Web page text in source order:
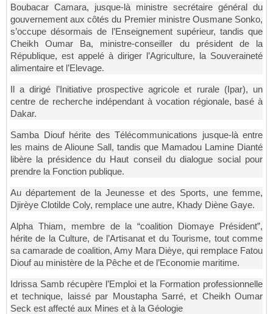
Boubacar Camara, jusque-là ministre secrétaire général du
gouvernement aux côtés du Premier ministre Ousmane Sonko,
s’occupe désormais de l’Enseignement supérieur, tandis que
Cheikh Oumar Ba, ministre-conseiller du président de la
République, est appelé à diriger l’Agriculture, la Souveraineté
alimentaire et l’Elevage.
Il a dirigé l’Initiative prospective agricole et rurale (Ipar), un
centre de recherche indépendant à vocation régionale, basé à
Dakar.
Samba Diouf hérite des Télécommunications jusque-là entre
les mains de Alioune Sall, tandis que Mamadou Lamine Dianté
libère la présidence du Haut conseil du dialogue social pour
prendre la Fonction publique.
Au département de la Jeunesse et des Sports, une femme,
Djirèye Clotilde Coly, remplace une autre, Khady Diène Gaye.
Alpha Thiam, membre de la “coalition Diomaye Président”,
hérite de la Culture, de l’Artisanat et du Tourisme, tout comme
sa camarade de coalition, Amy Mara Dièye, qui remplace Fatou
Diouf au ministère de la Pêche et de l’Economie maritime.
Idrissa Samb récupère l’Emploi et la Formation professionnelle
et technique, laissé par Moustapha Sarré, et Cheikh Oumar
Seck est affecté aux Mines et à la Géologie